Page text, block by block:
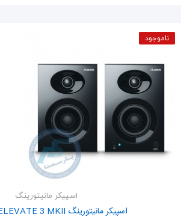
ناموجود
اسپیکر مانیتورینگ
اسپیکر مانیتورینگ ALESIS ELEVATE 3 MKII